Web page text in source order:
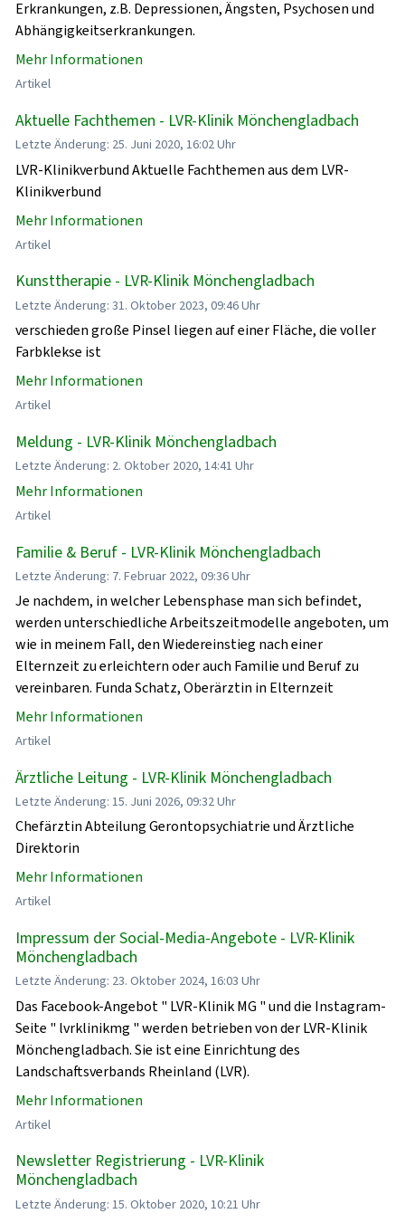
Erkrankungen, z.B. Depressionen, Ängsten, Psychosen und
Abhängigkeitserkrankungen.
Mehr Informationen
Artikel
Aktuelle Fachthemen - LVR-Klinik Mönchengladbach
Letzte Änderung: 25. Juni 2020, 16:02 Uhr
LVR-Klinikverbund Aktuelle Fachthemen aus dem LVR-
Klinikverbund
Mehr Informationen
Artikel
Kunsttherapie - LVR-Klinik Mönchengladbach
Letzte Änderung: 31. Oktober 2023, 09:46 Uhr
verschieden große Pinsel liegen auf einer Fläche, die voller
Farbklekse ist
Mehr Informationen
Artikel
Meldung - LVR-Klinik Mönchengladbach
Letzte Änderung: 2. Oktober 2020, 14:41 Uhr
Mehr Informationen
Artikel
Familie & Beruf - LVR-Klinik Mönchengladbach
Letzte Änderung: 7. Februar 2022, 09:36 Uhr
Je nachdem, in welcher Lebensphase man sich befindet,
werden unterschiedliche Arbeitszeitmodelle angeboten, um
wie in meinem Fall, den Wiedereinstieg nach einer
Elternzeit zu erleichtern oder auch Familie und Beruf zu
vereinbaren. Funda Schatz, Oberärztin in Elternzeit
Mehr Informationen
Artikel
Ärztliche Leitung - LVR-Klinik Mönchengladbach
Letzte Änderung: 15. Juni 2026, 09:32 Uhr
Chefärztin Abteilung Gerontopsychiatrie und Ärztliche
Direktorin
Mehr Informationen
Artikel
Impressum der Social-Media-Angebote - LVR-Klinik
Mönchengladbach
Letzte Änderung: 23. Oktober 2024, 16:03 Uhr
Das Facebook-Angebot " LVR-Klinik MG " und die Instagram-
Seite " lvrklinikmg " werden betrieben von der LVR-Klinik
Mönchengladbach. Sie ist eine Einrichtung des
Landschaftsverbands Rheinland (LVR).
Mehr Informationen
Artikel
Newsletter Registrierung - LVR-Klinik
Mönchengladbach
Letzte Änderung: 15. Oktober 2020, 10:21 Uhr